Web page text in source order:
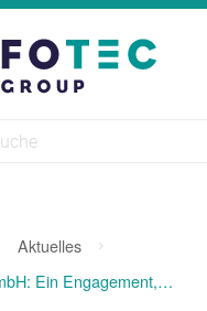
Aktuelles
ALFOTEC GmbH: Ein Engagement, das über Technik hinausgeht